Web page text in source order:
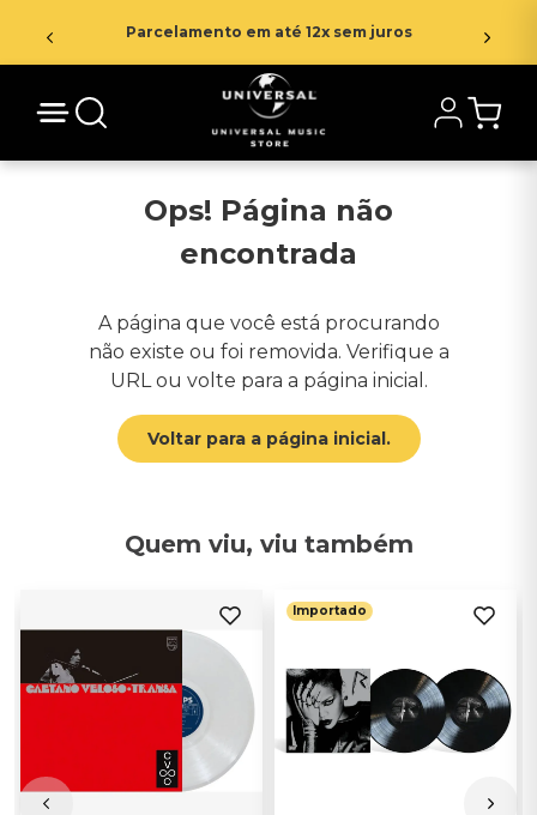
Parcelamento em até 12x sem juros
Ops! Página não
encontrada
A página que você está procurando
não existe ou foi removida. Verifique a
URL ou volte para a página inicial.
Voltar para a página inicial.
Quem viu, viu também
Importado